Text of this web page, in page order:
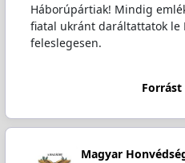
Háborúpártiak! Mindig
fiatal ukránt daráltattatok le
feleslegesen.
Magyar